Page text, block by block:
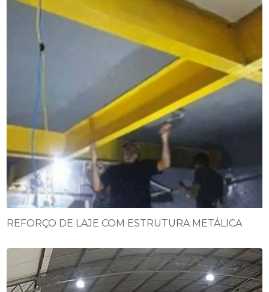
REFORÇO DE LAJE COM ESTRUTURA METÁLICA